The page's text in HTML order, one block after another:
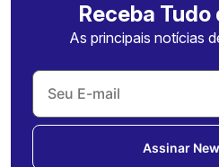
Receba Tudo
As principais notícias
Assinar